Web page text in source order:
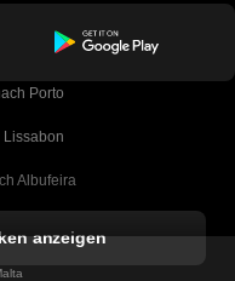
Porto
Lissabon
Albufeira
Lagos
anzeigen